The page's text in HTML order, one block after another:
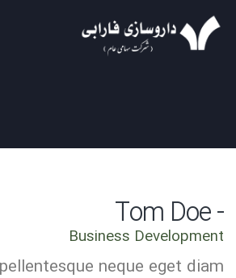
- Tom Doe
Business Development
neque eget diam